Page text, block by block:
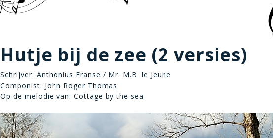
Hutje bij de zee (2 versies)
Schrijver: Anthonius Franse / Mr. M.B. le Jeune
Componist: John Roger Thomas
Op de melodie van: Cottage by the sea